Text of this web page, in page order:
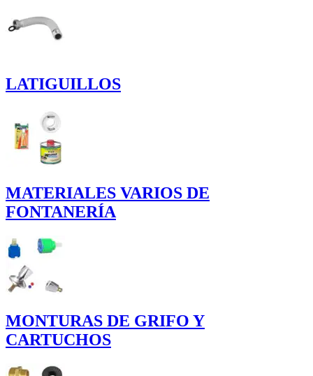
LATIGUILLOS
MATERIALES VARIOS DE
FONTANERÍA
MONTURAS DE GRIFO Y
CARTUCHOS